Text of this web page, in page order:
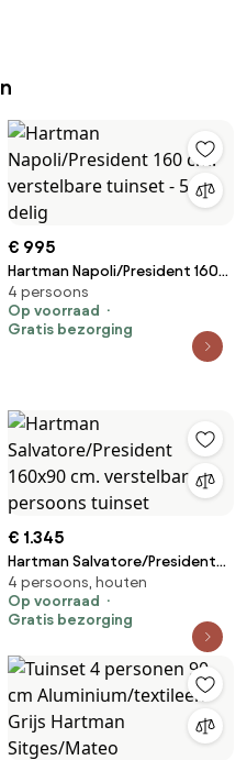
€ 995
Hartman Napoli/President 160
cm. verstelbare tuinset - 5-
delig
4 persoons
Op voorraad
Gratis bezorging
€ 1.345
Hartman Salvatore/President
160x90 cm. verstelbare 4-
persoons tuinset
4 persoons, houten
Op voorraad
Gratis bezorging